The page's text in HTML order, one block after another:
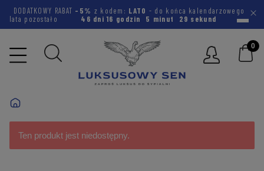
DODATKOWY RABAT -5% z kodem: LATO - do końca kalendarzowego
lata pozostało
46 dni 16 godzin 5 minut 29 sekund
Ten produkt jest niedostępny.